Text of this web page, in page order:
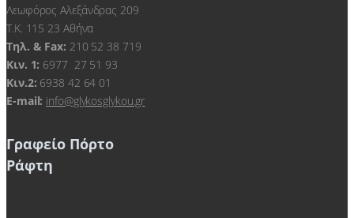
Λεωφόρος Αλεξάνδρας 209
Τ.Κ. 115 23 Αθήνα
Τηλ. & Fax: 210 52 38 719
Kιν. 1: 6977 27 51 93
Κιν.2: 6938 42 64 01
E-mail: info@glykosglykou.gr
Γραφείο Πόρτο
Ράφτη